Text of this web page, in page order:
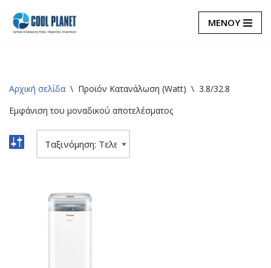
Μεταπηδήστε
ΜΕΝΟΥ
Αρχική σελίδα \ Προϊόν Κατανάλωση (Watt) \ 3.8/32.8
Εμφάνιση του μοναδικού αποτελέσματος